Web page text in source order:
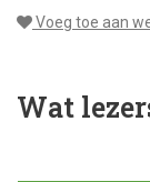
Voeg toe aan
Wat